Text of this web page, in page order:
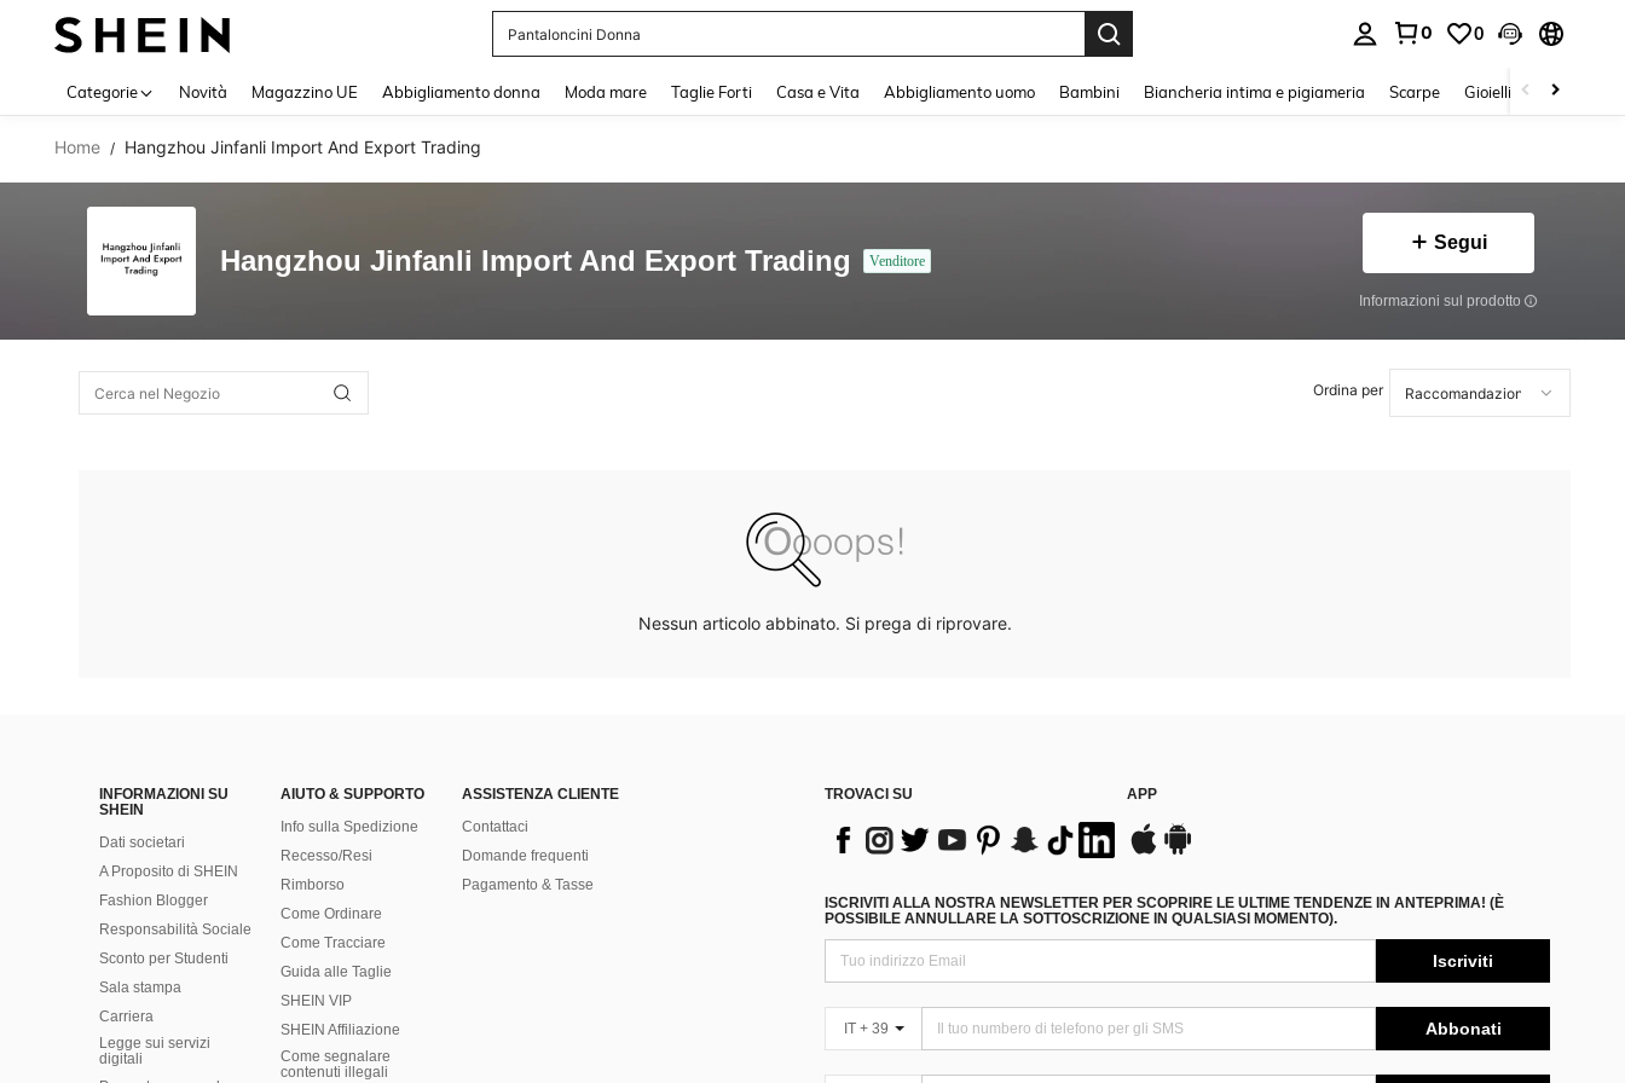
Pantaloncini Donna
0 0
Categorie Novità Magazzino UE Abbigliamento donna Moda mare Taglie Forti Casa e Vita Abbigliamento uomo Bambini Biancheria intima e pigiameria Scarpe Gioielli E Accessori
Home / Hangzhou Jinfanli Import And Export Trading
Hangzhou Jinfanli Import And Export Trading Venditore
Segui
Informazioni sul prodotto
Ordina per
Nessun articolo abbinato. Si prega di riprovare.
INFORMAZIONI SU
SHEIN
Dati societari
A Proposito di SHEIN
Fashion Blogger
Responsabilità Sociale
Sconto per Studenti
Sala stampa
Carriera
Legge sui servizi
digitali
AIUTO & SUPPORTO
Info sulla Spedizione
Recesso/Resi
Rimborso
Come Ordinare
Come Tracciare
Guida alle Taglie
SHEIN VIP
SHEIN Affiliazione
Come segnalare
contenuti illegali
ASSISTENZA CLIENTE
Contattaci
Domande frequenti
Pagamento & Tasse
TROVACI SU APP
ISCRIVITI ALLA NOSTRA NEWSLETTER PER SCOPRIRE LE ULTIME TENDENZE IN ANTEPRIMA! (È
POSSIBILE ANNULLARE LA SOTTOSCRIZIONE IN QUALSIASI MOMENTO).
Iscriviti
IT + 39 Abbonati